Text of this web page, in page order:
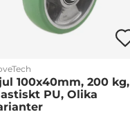
100x40mm, 200 kg,
PU, Olika